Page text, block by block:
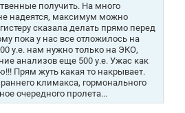
получить. На много
надеятся, максимум можно
сказала делать прямо перед
пока у нас все отложилось на
у.е. нам нужно только на ЭКО,
анализов еще 500 у.е. Ужас как
Прям жуть какая то накрывает.
климакса, гормонального
очередного пролета...